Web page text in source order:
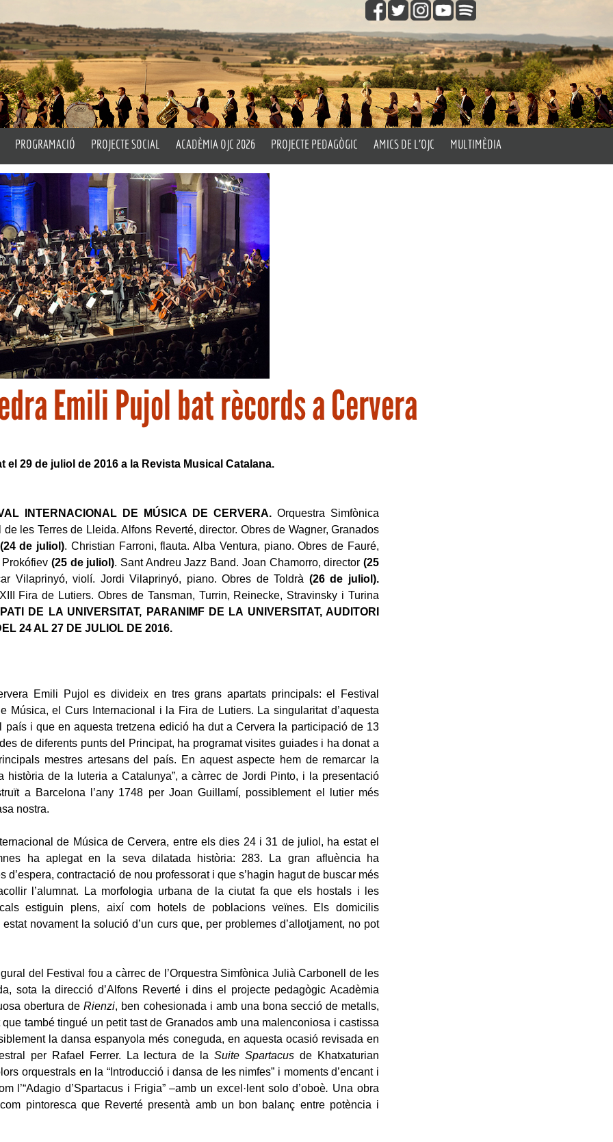
i Titular
PROGRAMACIÓ
Properes Activitats
Històric
PROJECTE SOCIAL
Un Matí d’Orquestra
Drum Circle
Assaigs Oberts
ACADÈMIA OJC 2026 PROJECTE PEDAGÒGIC
Pla Pedagògic
L’OJC a les Aules
Taller d’Orquestra
OITL
AMICS DE L’OJC MULTIMÈDIA
Emili Pujol bat rècords a Cervera
el 29 de juliol de 2016 a la Revista Musical Catalana.
INTERNACIONAL DE MÚSICA DE CERVERA. Orquestra Simfònica
les Terres de Lleida. Alfons Reverté, director. Obres de Wagner, Granados
(24 de juliol). Christian Farroni, flauta. Alba Ventura, piano. Obres de Fauré,
Prokófiev (25 de juliol). Sant Andreu Jazz Band. Joan Chamorro, director(25
Vilaprinyó, violí. Jordi Vilaprinyó, piano. Obres de Toldrà (26 de juliol).
Fira de Lutiers. Obres de Tansman, Turrin, Reinecke, Stravinsky i Turina
PATI DE LA UNIVERSITAT, PARANIMF DE LA UNIVERSITAT, AUDITORI
24 AL 27 DE JULIOL DE 2016.
Emili Pujol es divideix en tres grans apartats principals: el Festival
Música, el Curs Internacional i la Fira de Lutiers. La singularitat d’aquesta
país i que en aquesta tretzena edició ha dut a Cervera la participació de 13
de diferents punts del Principat, ha programat visites guiades i ha donat a
mestres artesans del país. En aquest aspecte hem de remarcar la
història de la luteria a Catalunya”, a càrrec de Jordi Pinto, i la presentació
a Barcelona l’any 1748 per Joan Guillamí, possiblement el lutier més
nostra.
de Música de Cervera, entre els dies 24 i 31 de juliol, ha estat el
ha aplegat en la seva dilatada història: 283. La gran afluència ha
d’espera, contractació de nou professorat i que s’hagin hagut de buscar més
l’alumnat. La morfologia urbana de la ciutat fa que els hostals i les
estiguin plens, així com hotels de poblacions veïnes. Els domicilis
novament la solució d’un curs que, per problemes d’allotjament, no pot
del Festival fou a càrrec de l’Orquestra Simfònica Julià Carbonell de les
sota la direcció d’Alfons Reverté i dins el projecte pedagògic Acadèmia
obertura de Rienzi, ben cohesionada i amb una bona secció de metalls,
també tingué un petit tast de Granados amb una malenconiosa i castissa
la dansa espanyola més coneguda, en aquesta ocasió revisada en
per Rafael Ferrer. La lectura de laSuite Spartacus de Khatxaturian
orquestrals en la “Introducció i dansa de les nimfes” i moments d’encant i
l’“Adagio d’Spartacus i Frigia” –amb un excel·lent solo d’oboè. Una obra
pintoresca que Reverté presentà amb un bon balanç entre potència i